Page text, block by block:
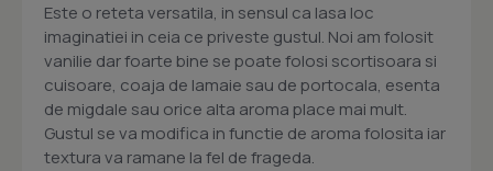
Este o reteta versatila, in sensul ca lasa loc
imaginatiei in ceia ce priveste gustul. Noi am folosit
vanilie dar foarte bine se poate folosi scortisoara si
cuisoare, coaja de lamaie sau de portocala, esenta
de migdale sau orice alta aroma place mai mult.
Gustul se va modifica in functie de aroma folosita iar
textura va ramane la fel de frageda.